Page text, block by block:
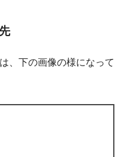
は、下の画像の様になって